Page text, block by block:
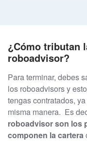
¿Cómo tributan
roboadvisor?
Para terminar, debes
los roboadvisors y
tengas contratados,
misma manera. Es
roboadvisor son los
componen la cartera